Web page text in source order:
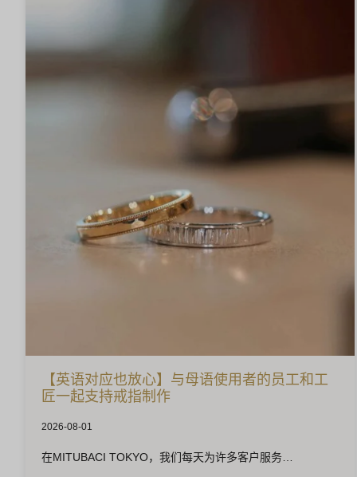
【英语对应也放心】与母语使用者的员工和工
匠一起支持戒指制作
2026-08-01
在MITUBACI TOKYO，我们每天为许多客户服务